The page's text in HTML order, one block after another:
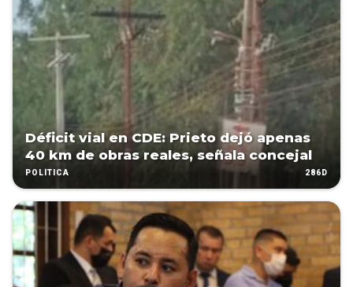
Déficit vial en CDE: Prieto dejó apenas
40 km de obras reales, señala concejal
POLÍTICA 286D